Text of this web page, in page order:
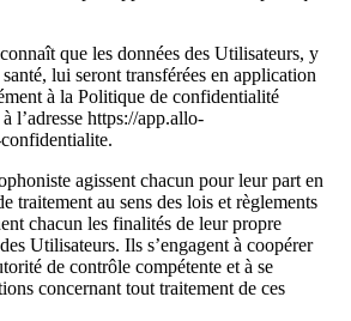
que les données des Utilisateurs, y
lui seront transférées en application
à la Politique de confidentialité
l’adresse https://app.allo-
agissent chacun pour leur part en
traitement au sens des lois et règlements
chacun les finalités de leur propre
Utilisateurs. Ils s’engagent à coopérer
de contrôle compétente et à se
concernant tout traitement de ces